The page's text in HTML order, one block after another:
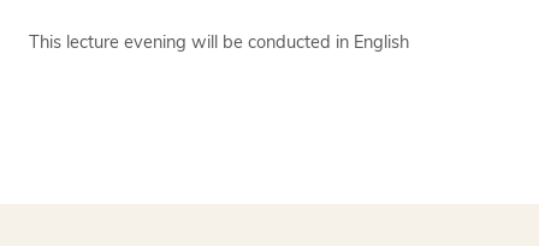
This lecture evening will be conducted in English